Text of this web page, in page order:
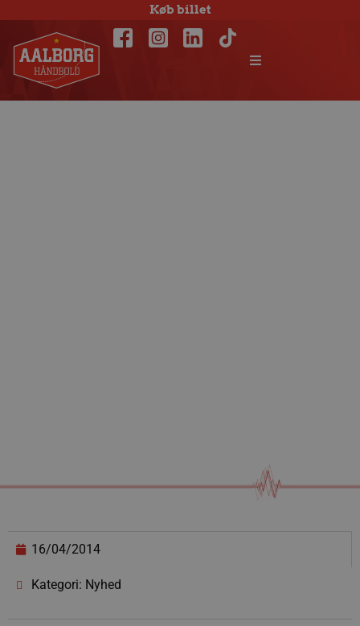
Køb billet
16/04/2014
Kategori: Nyhed